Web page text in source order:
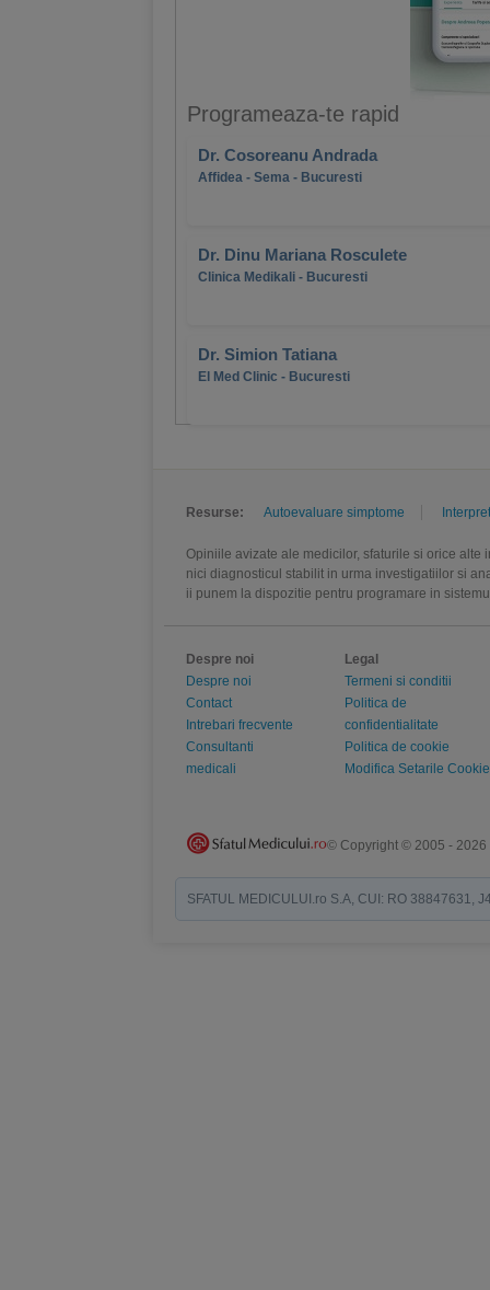
Programeaza-te rapid
Dr. Cosoreanu Andrada
Affidea - Sema - Bucuresti
Dr. Dinu Mariana Rosculete
Clinica Medikali - Bucuresti
Dr. Simion Tatiana
El Med Clinic - Bucuresti
Resurse: Autoevaluare simptome
Opiniile avizate ale medicilor, sfaturile si orice
nici diagnosticul stabilit in urma investigatiilor si
ii punem la dispozitie pentru programare in
Despre noi
Despre noi
Contact
Intrebari frecvente
Consultanti
medicali
Legal
Termeni si conditii
Politica de
confidentialitate
Politica de cookie
Modifica Setarile Cookie
© Copyright © 2005 - 2026
SFATUL MEDICULUI.ro S.A, CUI: RO 38847631,